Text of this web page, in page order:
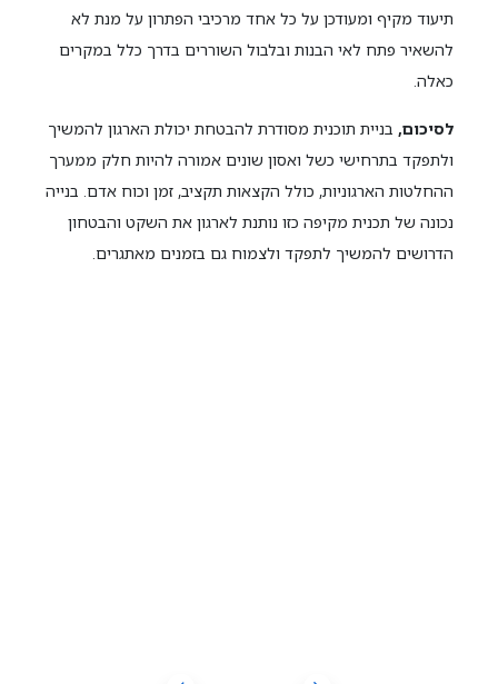
תיעוד מקיף ומעודכן על כל אחד מרכיבי הפתרון על מנת לא
להשאיר פתח לאי הבנות ובלבול השוררים בדרך כלל במקרים
כאלה.
לסיכום, בניית תוכנית מסודרת להבטחת יכולת הארגון להמשיך
ולתפקד בתרחישי כשל ואסון שונים אמורה להיות חלק ממערך
ההחלטות הארגוניות, כולל הקצאות תקציב, זמן וכוח אדם. בנייה
נכונה של תכנית מקיפה כזו נותנת לארגון את השקט והבטחון
הדרושים להמשיך לתפקד ולצמוח גם בזמנים מאתגרים.